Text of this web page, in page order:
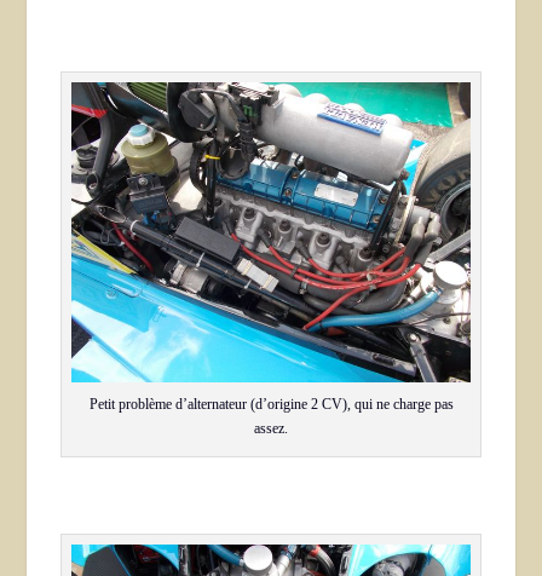
Petit problème d’alternateur (d’origine 2 CV), qui ne charge pas
assez.